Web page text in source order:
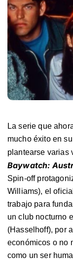
La serie que
mucho éxito en
plantearse varias
Baywatch:
Spin-off
Williams), el
trabajo para
un club nocturno
(Hasselhoff), por
económicos o no
como un ser